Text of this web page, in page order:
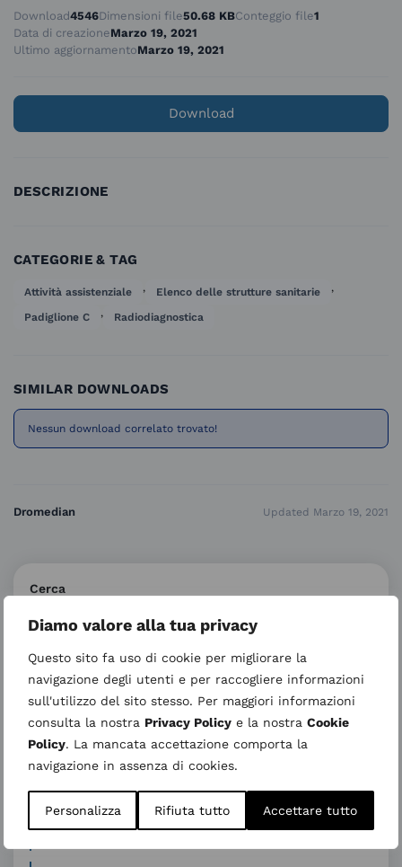
Diamo valore alla tua privacy
Questo sito fa uso di cookie per migliorare la
navigazione degli utenti e per raccogliere informazioni
sull'utilizzo del sito stesso. Per maggiori informazioni
consulta la nostra Privacy Policy e la nostra Cookie
Policy. La mancata accettazione comporta la
navigazione in assenza di cookies.
Personalizza Rifiuta tutto Accettare tutto
Download4546Dimensioni file50.68 KBConteggio file1
Data di creazioneMarzo 19, 2021
Ultimo aggiornamentoMarzo 19, 2021
Download
DESCRIZIONE
CATEGORIE & TAG
Attività assistenziale , Elenco delle strutture sanitarie ,
Padiglione C , Radiodiagnostica
SIMILAR DOWNLOADS
Nessun download correlato trovato!
Dromedian Updated Marzo 19, 2021
Cerca
Ultimi articoli
27 agosto 2026 nuovo incontro “Informativo su Parto Analgesia”
– Calendario 2026
Agosto 5, 2026
Sospensione temporanea dell’attività ambulatoriale di Genetica
medica